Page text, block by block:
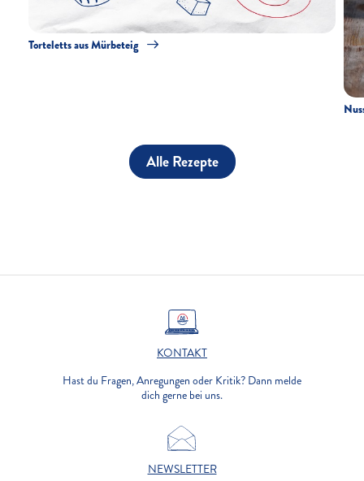
Torteletts aus Mürbeteig
Alle Rezepte
KONTAKT
Hast du Fragen, Anregungen oder Kritik? Dann melde
dich gerne bei uns.
NEWSLETTER